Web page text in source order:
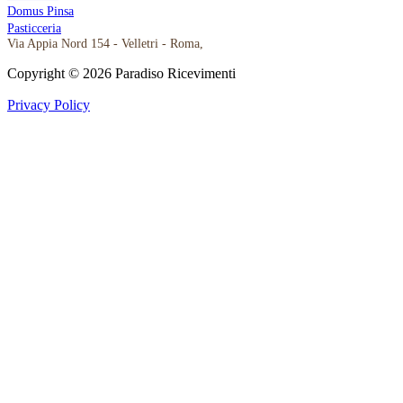
Domus Pinsa
Pasticceria
Via Appia Nord 154 - Velletri - Roma,
Copyright © 2026 Paradiso Ricevimenti
Privacy Policy